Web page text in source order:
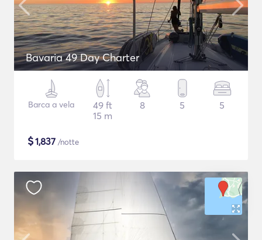
Bavaria 49 Day Charter
Barca a vela
49 ft
15 m
8 5 5
$1,837 /notte